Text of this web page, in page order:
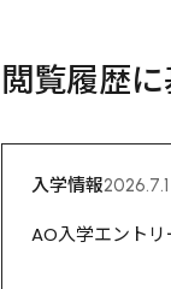
閲覧履歴
入学情報2026.7.1
AO入学エント